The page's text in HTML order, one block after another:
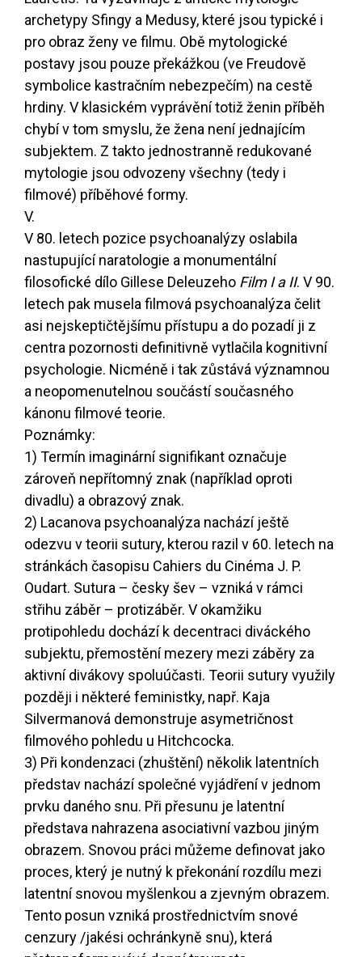
archetypy Sfingy a Medusy, které jsou typické i
pro obraz ženy ve filmu. Obě mytologické
postavy jsou pouze překážkou (ve Freudově
symbolice kastračním nebezpečím) na cestě
hrdiny. V klasickém vyprávění totiž ženin příběh
chybí v tom smyslu, že žena není jednajícím
subjektem. Z takto jednostranně redukované
mytologie jsou odvozeny všechny (tedy i
filmové) příběhové formy.
V.
V 80. letech pozice psychoanalýzy oslabila
nastupující naratologie a monumentální
filosofické dílo Gillese Deleuzeho Film I a II. V 90.
letech pak musela filmová psychoanalýza čelit
asi nejskeptičtějšímu přístupu a do pozadí ji z
centra pozornosti definitivně vytlačila kognitivní
psychologie. Nicméně i tak zůstává významnou
a neopomenutelnou součástí současného
kánonu filmové teorie.
Poznámky:
1) Termín imaginární signifikant označuje
zároveň nepřítomný znak (například oproti
divadlu) a obrazový znak.
2) Lacanova psychoanalýza nachází ještě
odezvu v teorii sutury, kterou razil v 60. letech na
stránkách časopisu Cahiers du Cinéma J. P.
Oudart. Sutura – česky šev – vzniká v rámci
střihu záběr – protizáběr. V okamžiku
protipohledu dochází k decentraci diváckého
subjektu, přemostění mezery mezi záběry za
aktivní divákovy spoluúčasti. Teorii sutury využily
později i některé feministky, např. Kaja
Silvermanová demonstruje asymetričnost
filmového pohledu u Hitchcocka.
3) Při kondenzaci (zhuštění) několik latentních
představ nachází společné vyjádření v jednom
prvku daného snu. Při přesunu je latentní
představa nahrazena asociativní vazbou jiným
obrazem. Snovou práci můžeme definovat jako
proces, který je nutný k překonání rozdílu mezi
latentní snovou myšlenkou a zjevným obrazem.
Tento posun vzniká prostřednictvím snové
cenzury /jakési ochránkyně snu), která